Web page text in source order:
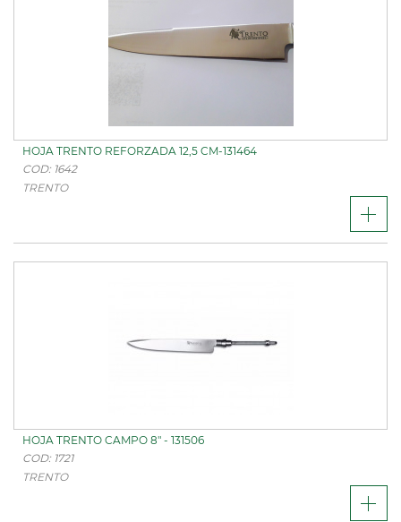
HOJA TRENTO REFORZADA 12,5 CM-131464
COD: 1642
TRENTO
HOJA TRENTO CAMPO 8" - 131506
COD: 1721
TRENTO